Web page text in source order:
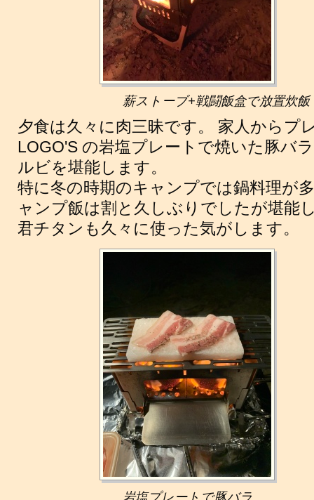
薪ストーブ+戦闘飯盒で放置炊飯
夕食は久々に肉三昧です。 家人からプ
LOGO'S の岩塩プレートで焼いた豚バ
ルビを堪能します。
特に冬の時期のキャンプでは鍋料理が
ャンプ飯は割と久しぶりでしたが堪能
君チタンも久々に使った気がします。
岩塩プレートで豚バラ